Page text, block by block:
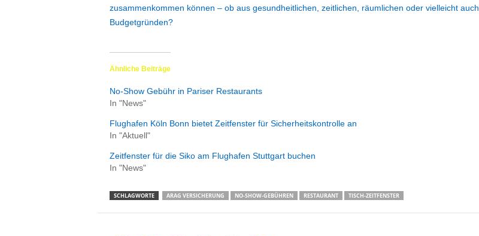
zusammenkommen können – ob aus gesundheitlichen, zeitlichen, räumlichen oder vielleicht auch
Budgetgründen?
Ähnliche Beiträge
No-Show Gebühr in Pariser Restaurants
In "News"
Flughafen Köln Bonn bietet Zeitfenster für Sicherheitskontrolle an
In "Aktuell"
Zeitfenster für die Siko am Flughafen Stuttgart buchen
In "News"
SCHLAGWORTE ARAG VERSICHERUNG NO-SHOW-GEBÜHREN RESTAURANT TISCH-ZEITFENSTER